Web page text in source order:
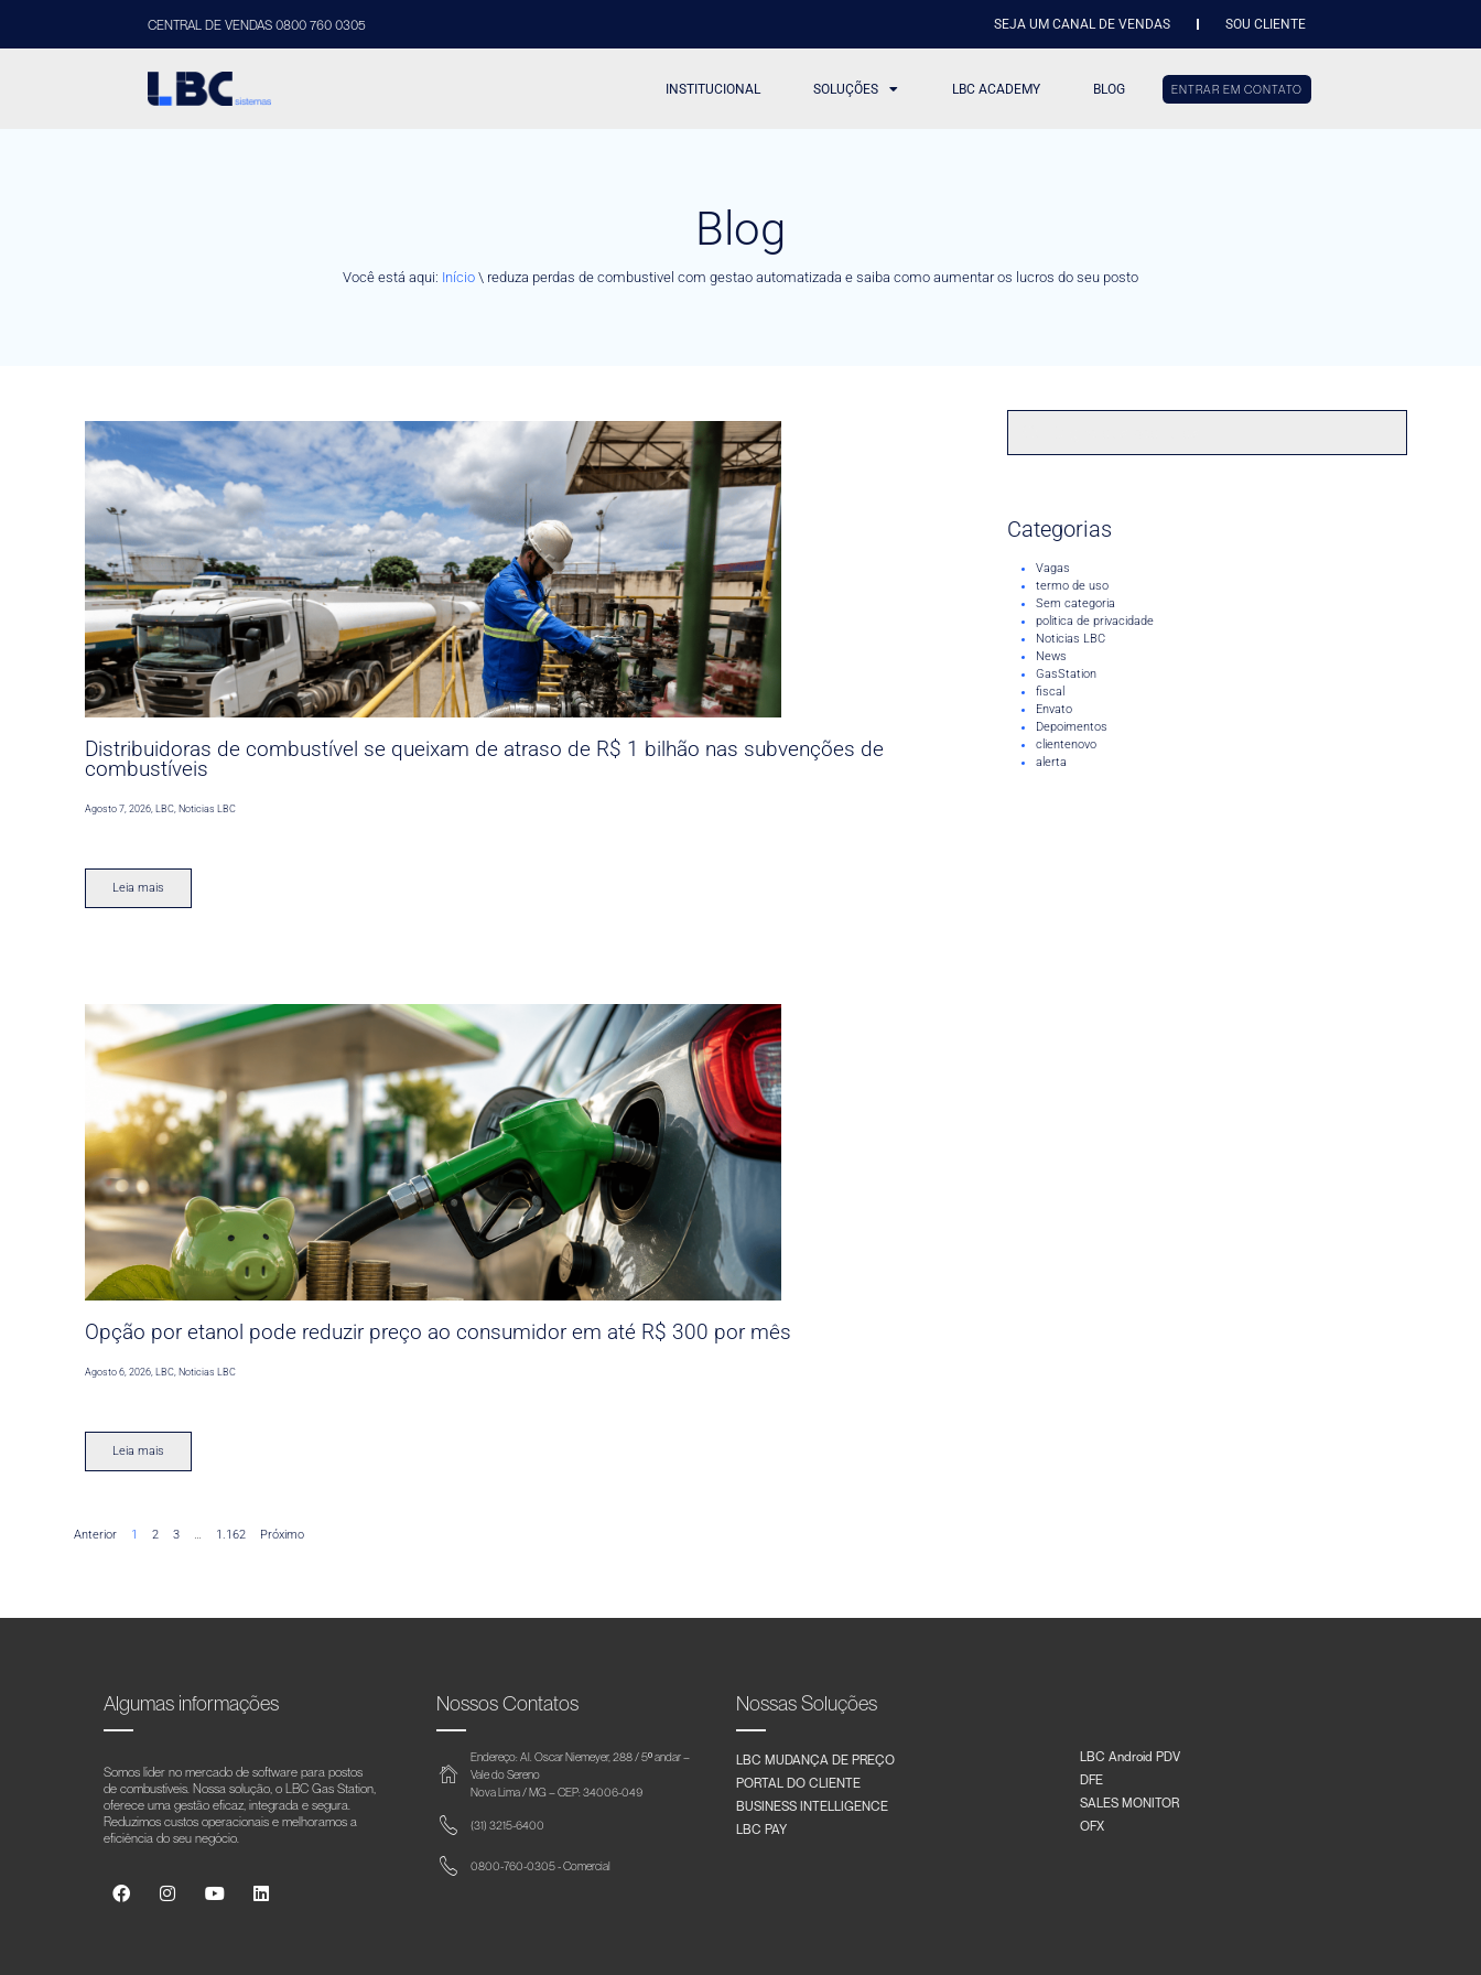
CENTRAL DE VENDAS 0800 760 0305 SEJA UM CANAL DE VENDAS SOU CLIENTE
INSTITUCIONAL SOLUÇÕES LBC ACADEMY BLOG ENTRAR EM CONTATO
Blog
Você está aqui: Início \ reduza perdas de combustivel com gestao automatizada e saiba como aumentar os lucros do seu posto
Distribuidoras de combustível se queixam de atraso de R$ 1 bilhão nas subvenções de
combustíveis
Agosto 7, 2026,LBC,Noticias LBC
Leia mais
Opção por etanol pode reduzir preço ao consumidor em até R$ 300 por mês
Agosto 6, 2026 ,LBC Noticias LBC
Leia mais
Anterior 1 2 3 … 1.162 Próximo
Categorias
Vagas
termo de uso
Sem categoria
politica de privacidade
Noticias LBC
News
GasStation
fiscal
Envato
Depoimentos
clientenovo
alerta
Algumas informações
Somos líder no mercado de software para postos
de combustíveis. Nossa solução, o LBC Gas Station,
oferece uma gestão eficaz, integrada e segura.
Reduzimos custos operacionais e melhoramos a
eficiência do seu negócio.
Nossos Contatos
Endereço: Al. Oscar Niemeyer, 288 / 5º andar –
Vale do Sereno
Nova Lima / MG – CEP: 34006-049
(31) 3215-6400
0800-760-0305 - Comercial
Nossas Soluções
LBC MUDANÇA DE PREÇO
PORTAL DO CLIENTE
BUSINESS INTELLIGENCE
LBC PAY
LBC Android PDV
DFE
SALES MONITOR
OFX